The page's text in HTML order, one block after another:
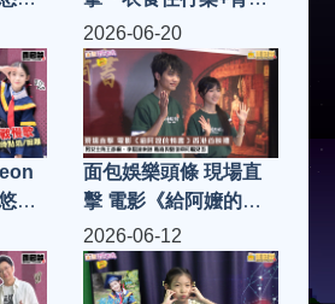
慈善活動啟動禮「慈善
女王」趙曾學韞教授率
領「大中華文化全球協
會」凝聚社會各界慈善
力量 籌款助基層家庭
2026-06-20
面包娛樂頭條 現場直
擊 電影《給阿嬤的情
書》香港首映禮 男女
主角王彥桐、李思潼來
港 驚喜與劉德華同場
2026-06-12